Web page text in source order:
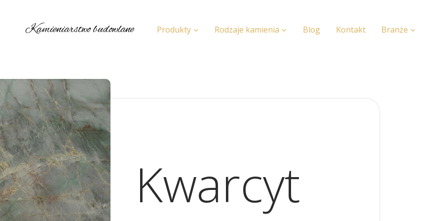
Kamieniarstwo budowlane Produkty Rodzaje kamienia Blog Kontakt Branże
Kwarcyt